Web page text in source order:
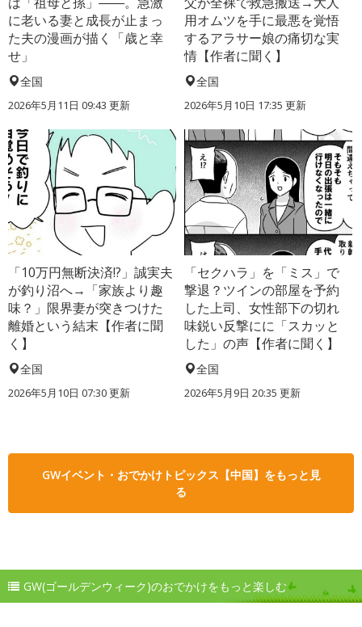
に老いる妻と成長が止まっ
た夫の漫画が描く「歳と幸
せ」
全国
2026年5月11日 09:43 更新
用オムツを手に最悪を覚悟
するアラサー娘の痛切な実
情【作者に聞く】
全国
2026年5月10日 17:35 更新
「10万円無断決済!?」誠実夫
が釣り沼へ→「家族より趣
味？」限界妻が突きつけた
離婚という結末【作者に聞
く】
全国
2026年5月10日 07:30 更新
「セクハラ」を「ミス」で
撃退？ツインの部屋を予約
した上司、女性部下の切れ
味鋭い反撃にに「スカッと
した」の声【作者に聞く】
全国
2026年5月9日 20:35 更新
GWイベント・おでかけトピックス【中国】をもっと見
る
GW(ゴールデンウィーク)のおでかけをもっと楽しむ